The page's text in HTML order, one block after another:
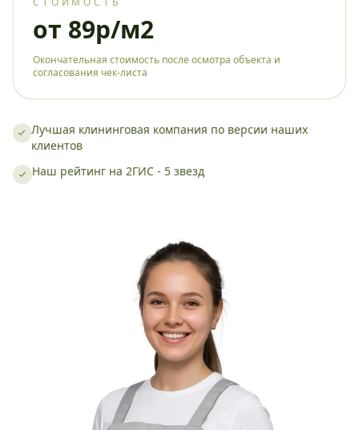
от 89р/м2
Окончательная стоимость после осмотра объекта и
согласования чек-листа
Лучшая клининговая компания по версии наших
клиентов
Наш рейтинг на 2ГИС - 5 звезд